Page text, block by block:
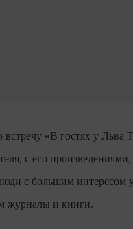
«В гостях у Льва
с его
с большим интересом
журналы и книги.